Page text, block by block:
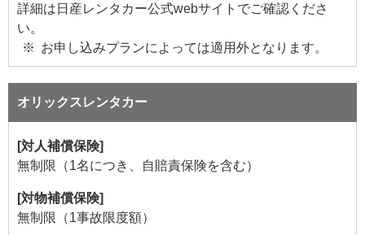
詳細は日産レンタカー公式webサイトでご確認くださ
い。
お申し込みプランによっては適用外となります。
オリックスレンタカー
[対人補償保険]
無制限（1名につき、自賠責保険を含む）
[対物補償保険]
無制限（1事故限度額）